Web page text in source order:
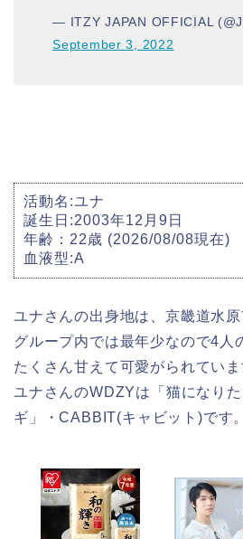
— ITZY JAPAN OFFICIAL
September 3, 2022
活動名:ユナ
誕生日:2003年12月9日
年齢：22歳 (2026/08/08現在)
血液型:A
ユナさんの出身地は、京畿道水原
グループ内では最年少なので4人
たくさん甘えて可愛がられていま
ユナさんのWDZYは「猫になり
ギ」・CABBIT(キャビット)です。